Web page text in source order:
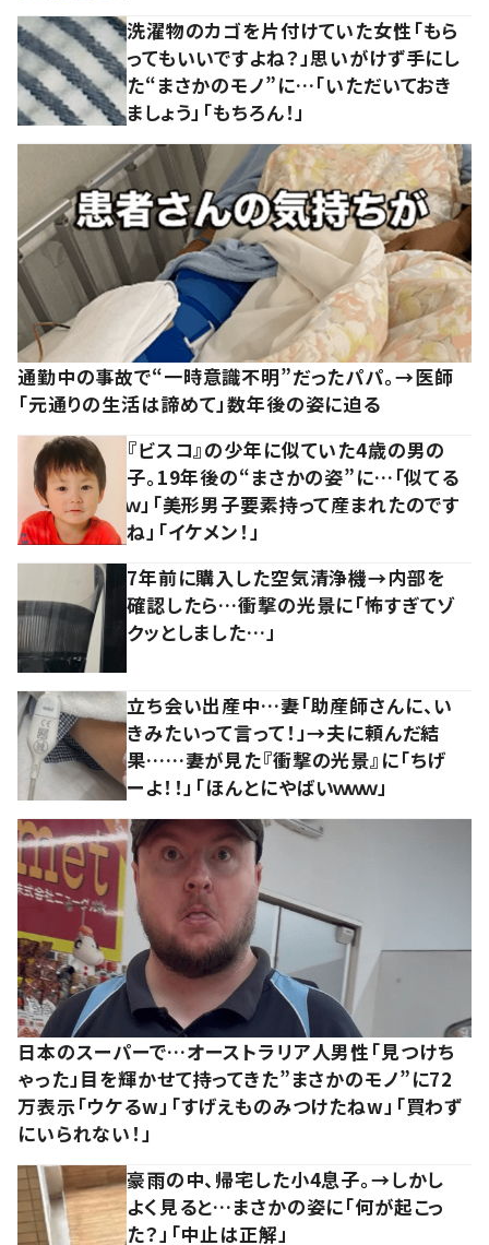
洗濯物のカゴを片付けていた女性「もら
ってもいいですよね？」思いがけず手にし
た“まさかのモノ”に…「いただいておき
ましょう」「もちろん！」
通勤中の事故で“一時意識不明”だったパパ。→医師
「元通りの生活は諦めて」数年後の姿に迫る
『ビスコ』の少年に似ていた4歳の男の
子。19年後の“まさかの姿”に…「似てる
ｗ」「美形男子要素持って産まれたのです
ね」「イケメン！」
7年前に購入した空気清浄機→内部を
確認したら…衝撃の光景に「怖すぎてゾ
クッとしました…」
立ち会い出産中…妻「助産師さんに、い
きみたいって言って！」→夫に頼んだ結
果……妻が見た『衝撃の光景』に「ちげ
ーよ！！」「ほんとにやばいｗｗｗ」
日本のスーパーで…オーストラリア人男性「見つけち
ゃった」目を輝かせて持ってきた”まさかのモノ”に72
万表示「ウケるw」「すげえものみつけたねw」「買わず
にいられない！」
豪雨の中、帰宅した小4息子。→しかし
よく見ると…まさかの姿に「何が起こっ
た？」「中止は正解」